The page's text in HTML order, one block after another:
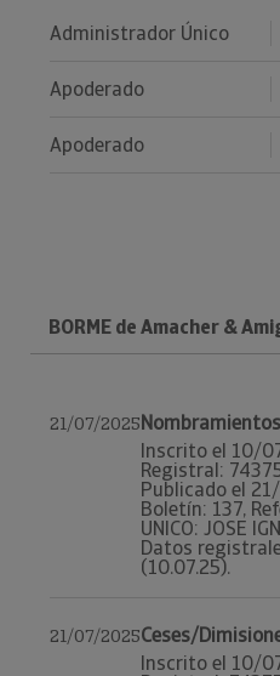
Administrador Único
Apoderado
Apoderado
BORME de Amacher &
21/07/2025Nombramientos
Inscrito el 10/
Registral:
Publicado el
Boletín: 137,
UNICO: JOSE
Datos
(10.07.25).
21/07/2025Ceses/
Inscrito el 10/